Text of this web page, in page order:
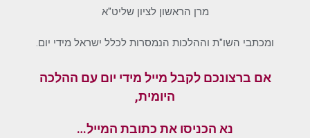
מרן הראשון לציון שליט"א
ומכתבי השו"ת וההלכות הנמסרות לכלל ישראל מידי יום.
אם ברצונכם לקבל מייל מידי יום עם ההלכה
היומית,
נא הכניסו את כתובת המייל…